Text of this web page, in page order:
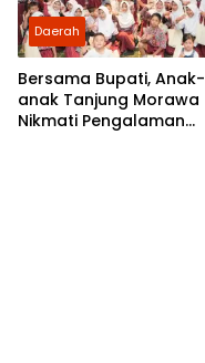
Daerah
Bersama Bupati, Anak-
anak Tanjung Morawa
Nikmati Pengalaman